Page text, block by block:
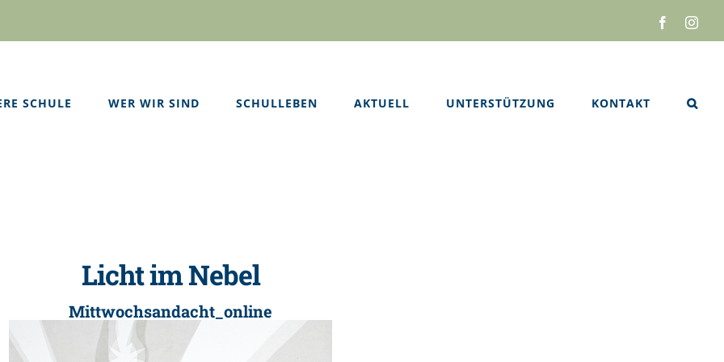
Facebook
SCHULE WER WIR SIND SCHULLEBEN AKTUELL UNTERSTÜTZUNG KONTAKT
Licht im Nebel
Mittwochsandacht_online